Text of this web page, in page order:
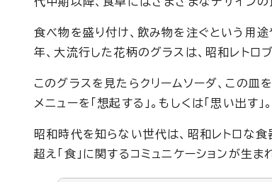
食べ物を盛り付け、飲み物を注ぐという用
年、大流行した花柄のグラスは、昭和レトロ
このグラスを見たらクリームソーダ、この
メニューを「想起する」。もしくは「思い出す」。
昭和時代を知らない世代は、昭和レトロな
超え「食」に関するコミュニケーションが生ま